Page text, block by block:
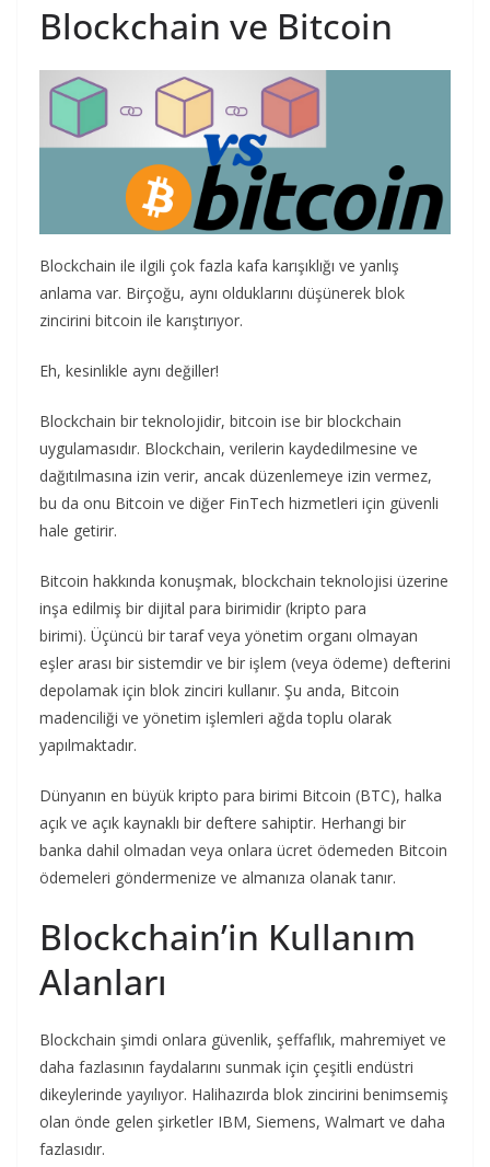
Blockchain ve Bitcoin
Blockchain ile ilgili çok fazla kafa karışıklığı ve yanlış
anlama var. Birçoğu, aynı olduklarını düşünerek blok
zincirini bitcoin ile karıştırıyor.
Eh, kesinlikle aynı değiller!
Blockchain bir teknolojidir, bitcoin ise bir blockchain
uygulamasıdır. Blockchain, verilerin kaydedilmesine ve
dağıtılmasına izin verir, ancak düzenlemeye izin vermez,
bu da onu Bitcoin ve diğer FinTech hizmetleri için güvenli
hale getirir.
Bitcoin hakkında konuşmak, blockchain teknolojisi üzerine
inşa edilmiş bir dijital para birimidir (kripto para
birimi). Üçüncü bir taraf veya yönetim organı olmayan
eşler arası bir sistemdir ve bir işlem (veya ödeme) defterini
depolamak için blok zinciri kullanır. Şu anda, Bitcoin
madenciliği ve yönetim işlemleri ağda toplu olarak
yapılmaktadır.
Dünyanın en büyük kripto para birimi Bitcoin (BTC), halka
açık ve açık kaynaklı bir deftere sahiptir. Herhangi bir
banka dahil olmadan veya onlara ücret ödemeden Bitcoin
ödemeleri göndermenize ve almanıza olanak tanır.
Blockchain’in Kullanım
Alanları
Blockchain şimdi onlara güvenlik, şeffaflık, mahremiyet ve
daha fazlasının faydalarını sunmak için çeşitli endüstri
dikeylerinde yayılıyor. Halihazırda blok zincirini benimsemiş
olan önde gelen şirketler IBM, Siemens, Walmart ve daha
fazlasıdır.